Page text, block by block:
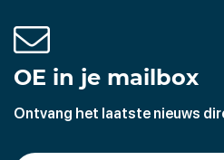
OE in je mailbox
Ontvang het laatste nieuws